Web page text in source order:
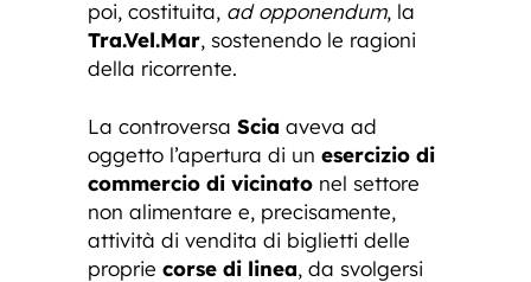
poi, costituita, ad opponendum, la
Tra.Vel.Mar, sostenendo le ragioni
della ricorrente.
La controversa Scia aveva ad
oggetto l’apertura di un esercizio di
commercio di vicinato nel settore
non alimentare e, precisamente,
attività di vendita di biglietti delle
proprie corse di linea, da svolgersi